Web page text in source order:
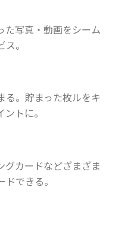
た写真・動画をシーム
。
る。貯まった枚ルをキ
トに。
グカードなどざまざま
できる。